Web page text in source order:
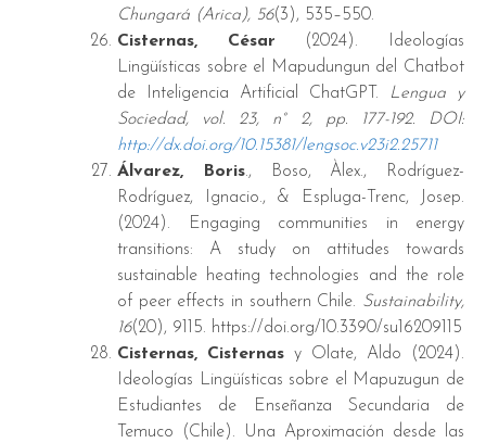
Chungará (Arica), 56(3), 535–550.
Cisternas, César
(2024). Ideologías
Lingüísticas sobre el Mapudungun del Chatbot
de Inteligencia Artificial ChatGPT.
Lengua y
Sociedad, vol. 23, n° 2, pp. 177-192. DOI:
http://dx.doi.org/10.15381/lengsoc.v23i2.25711
Álvarez, Boris., Boso, Àlex., Rodríguez-
Rodríguez, Ignacio., & Espluga-Trenc, Josep.
(2024). Engaging communities in energy
transitions: A study on attitudes towards
sustainable heating technologies and the role
of peer effects in southern Chile. Sustainability,
16(20), 9115. https://doi.org/10.3390/su16209115
Cisternas, Cisternas y Olate, Aldo (2024).
Ideologías Lingüísticas sobre el Mapuzugun de
Estudiantes de Enseñanza Secundaria de
Temuco (Chile). Una Aproximación desde las